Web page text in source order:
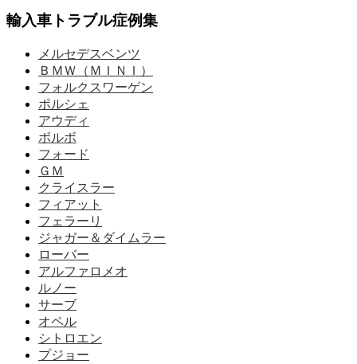
輸入車トラブル症例集
メルセデスベンツ
ＢＭＷ（ＭＩＮＩ）
フォルクスワーゲン
ポルシェ
アウディ
ボルボ
フォード
ＧＭ
クライスラー
フィアット
フェラーリ
ジャガー＆ダイムラー
ローバー
アルファロメオ
ルノー
サーブ
オペル
シトロエン
プジョー